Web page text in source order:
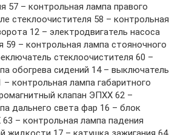
57 – контрольная лампа правого
стеклоочистителя 58 – контрольная
12 – электродвигатель насоса
59 – контрольная лампа стояночного
стеклоочистителя 60 –
обогрева сидений 14 – выключатель
контрольная лампа габаритного
клапан ЭПХХ 62 –
дальнего света фар 16 – блок
– контрольная лампа падения